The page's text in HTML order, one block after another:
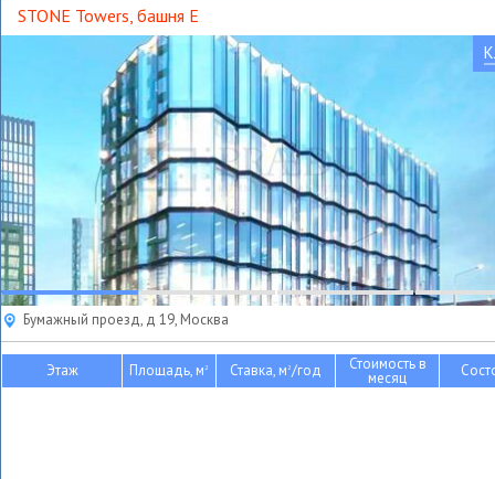
STONE Towers, башня Е
Бумажный проезд, д 19, Москва
Этаж Площадь, м2 Ставка, м2/год Стоимость в
месяц